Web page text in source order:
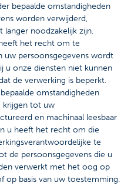
bepaalde omstandigheden
worden verwijderd,
langer noodzakelijk zijn.
het recht om te
uw persoonsgegevens wordt
u onze diensten niet kunnen
de verwerking is beperkt.
omstandigheden
krijgen tot uw
en machinaal leesbaar
u heeft het recht om die
te
de persoonsgegevens die u
verwerkt met het oog op
op basis van uw toestemming.